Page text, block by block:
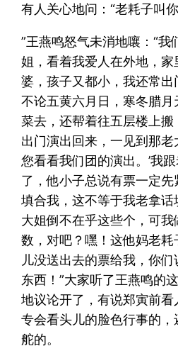
有人关心地问：“老耗子叫
”王燕鸣怒气未消地嚷：“我
姐，看着我爱人在外地，
婆，孩子又都小，我还常
不论五黄六月日，寒冬腊
菜去，还帮着往五层楼上
出门演出回来，一见到那老
您看看我们团的演出。’我
了，他小子总说有票一定
填合我，这不等于我老拿
大姐倒不在乎这些个，可
数，对吧？嘿！这他妈老
儿没送出去的票给我，你
东西！”大家听了王燕鸣的
地议论开了，有说郑寅前
专会看头儿的脸色行事的
舵的。